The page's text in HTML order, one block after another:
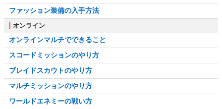
ファッション装備の入手方法
オンライン
オンラインマルチでできること
スコードミッションのやり方
ブレイドスカウトのやり方
マルチミッションのやり方
ワールドエネミーの戦い方